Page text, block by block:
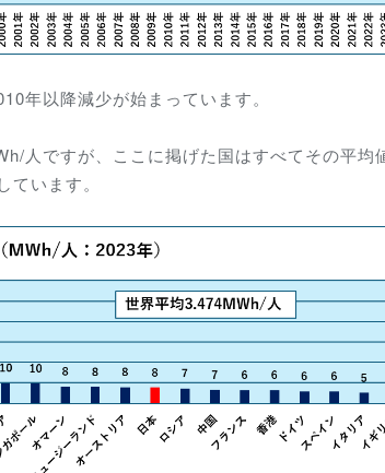
年以降減少が始まっています。
人ですが、ここに掲げた国はすべてその平均
います。